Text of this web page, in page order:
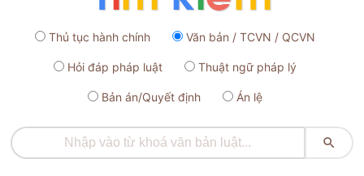
Thủ tục hành chính Văn bản / TCVN / QCVN
Hỏi đáp pháp luật Thuật ngữ pháp lý
Bản án/Quyết định Án lệ
